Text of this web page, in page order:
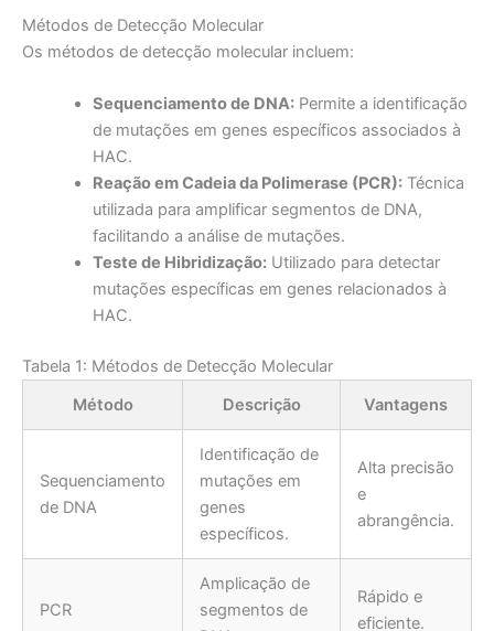
Métodos de Detecção Molecular
Os métodos de detecção molecular incluem:
Sequenciamento de DNA:Permite a identificação
de mutações em genes específicos associados à
HAC.
Reação em Cadeia da Polimerase (PCR):Técnica
utilizada para amplificar segmentos de DNA,
facilitando a análise de mutações.
Teste de Hibridização:Utilizado para detectar
mutações específicas em genes relacionados à
HAC.
Tabela 1: Métodos de Detecção Molecular
Método
Descrição Vantagens
Sequenciamento
de DNA
Identificação de
mutações em
genes
específicos.
Alta precisão
e
abrangência.
PCR
Amplicação de
segmentos de
Rápido e
eficiente.